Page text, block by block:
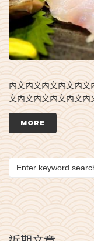
內文內文內文內文內文
文內文內文內文內文內
MORE